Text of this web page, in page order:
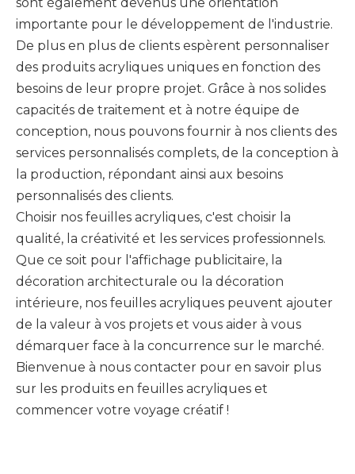
importante pour le développement de l'industrie.
De plus en plus de clients espèrent personnaliser
des produits acryliques uniques en fonction des
besoins de leur propre projet. Grâce à nos solides
capacités de traitement et à notre équipe de
conception, nous pouvons fournir à nos clients des
services personnalisés complets, de la conception à
la production, répondant ainsi aux besoins
personnalisés des clients.
Choisir nos feuilles acryliques, c'est choisir la
qualité, la créativité et les services professionnels.
Que ce soit pour l'affichage publicitaire, la
décoration architecturale ou la décoration
intérieure, nos feuilles acryliques peuvent ajouter
de la valeur à vos projets et vous aider à vous
démarquer face à la concurrence sur le marché.
Bienvenue à nous contacter pour en savoir plus
sur les produits en feuilles acryliques et
commencer votre voyage créatif !